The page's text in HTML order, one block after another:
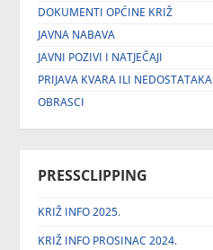
DOKUMENTI OPĆINE KRIŽ
JAVNA NABAVA
JAVNI POZIVI I NATJEČAJI
PRIJAVA KVARA ILI NEDOSTATAKA
OBRASCI
PRESSCLIPPING
KRIŽ INFO 2025.
KRIŽ INFO PROSINAC 2024.